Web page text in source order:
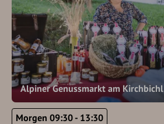
Alpiner Genussmarkt am Kirchbichl
Morgen 09:30 - 13:30